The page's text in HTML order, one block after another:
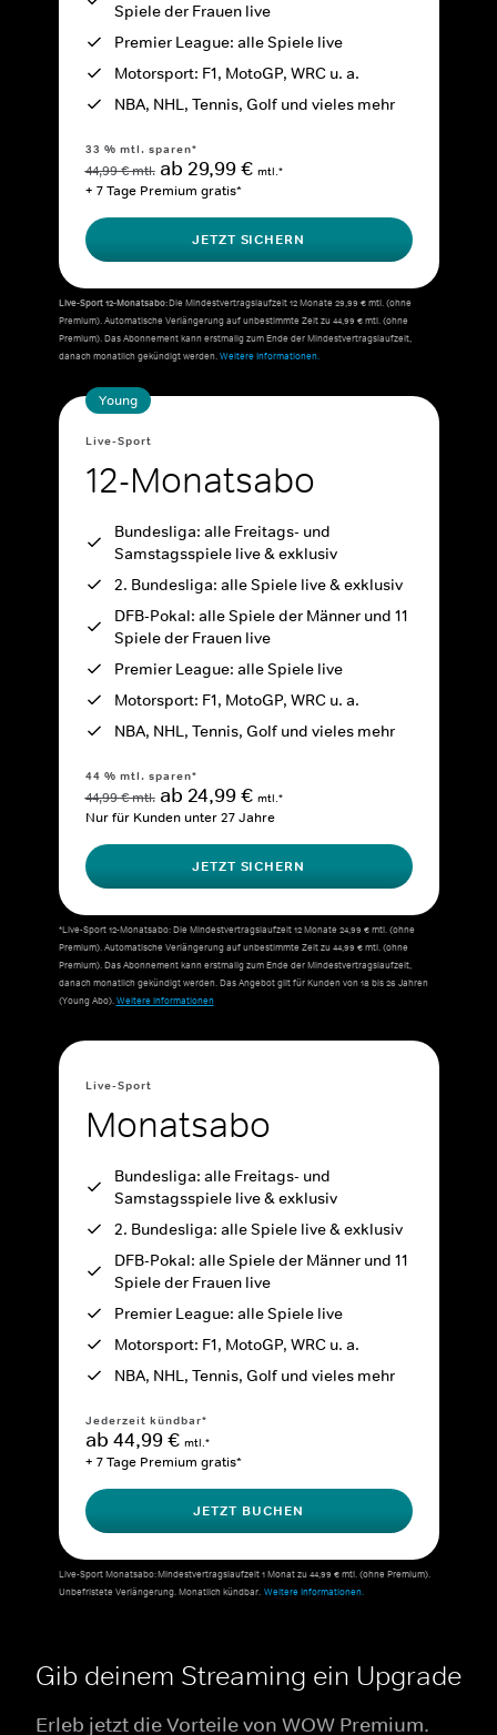
Spiele der Frauen live
Premier League: alle Spiele live
Motorsport: F1, MotoGP, WRC u. a.
NBA, NHL, Tennis, Golf und vieles mehr
33 % mtl. sparen*
44,99 € mtl. ab 29,99 € mtl.*
+ 7 Tage Premium gratis*
JETZT SICHERN
Live-Sport 12-Monatsabo:Die Mindestvertragslaufzeit 12 Monate 29,99 € mtl. (ohne
Premium). Automatische Verlängerung auf unbestimmte Zeit zu 44,99 € mtl. (ohne
Premium). Das Abonnement kann erstmalig zum Ende der Mindestvertragslaufzeit,
danach monatlich gekündigt werden.Weitere Informationen.
Young
Live-Sport
12-Monatsabo
Bundesliga: alle Freitags- und
Samstagsspiele live & exklusiv
2. Bundesliga: alle Spiele live & exklusiv
DFB-Pokal: alle Spiele der Männer und 11
Spiele der Frauen live
Premier League: alle Spiele live
Motorsport: F1, MotoGP, WRC u. a.
NBA, NHL, Tennis, Golf und vieles mehr
44 % mtl. sparen*
44,99 € mtl. ab 24,99 € mtl.*
Nur für Kunden unter 27 Jahre
JETZT SICHERN
*Live-Sport 12-Monatsabo: Die Mindestvertragslaufzeit 12 Monate 24,99 € mtl. (ohne
Premium). Automatische Verlängerung auf unbestimmte Zeit zu 44,99 € mtl. (ohne
Premium). Das Abonnement kann erstmalig zum Ende der Mindestvertragslaufzeit,
danach monatlich gekündigt werden. Das Angebot gilt für Kunden von 18 bis 26 Jahren
(Young Abo).Weitere Informationen
Live-Sport
Monatsabo
Bundesliga: alle Freitags- und
Samstagsspiele live & exklusiv
2. Bundesliga: alle Spiele live & exklusiv
DFB-Pokal: alle Spiele der Männer und 11
Spiele der Frauen live
Premier League: alle Spiele live
Motorsport: F1, MotoGP, WRC u. a.
NBA, NHL, Tennis, Golf und vieles mehr
Jederzeit kündbar*
ab 44,99 € mtl.*
+ 7 Tage Premium gratis*
JETZT BUCHEN
Live-Sport Monatsabo: Mindestvertragslaufzeit 1 Monat zu 44,99 € mtl. (ohne Premium).
Unbefristete Verlängerung. Monatlich kündbar. Weitere Informationen.
Gib deinem Streaming ein Upgrade
Erleb jetzt die Vorteile von WOW Premium.